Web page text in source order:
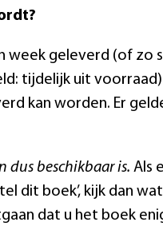
week geleverd (of zo
tijdelijk uit
kan worden. Er
dus beschikbaar is. Als
dit boek’, kijk dan
dat u het boek